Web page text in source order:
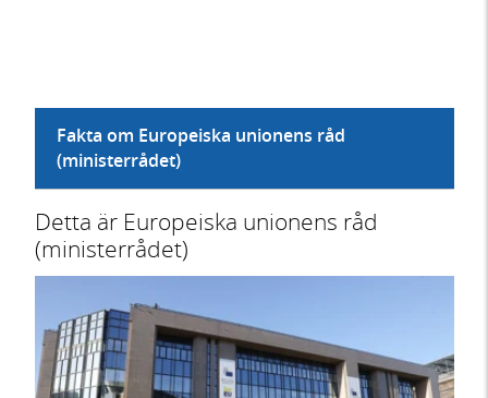
Fakta om Europeiska unionens råd
(ministerrådet)
Detta är Europeiska unionens råd
(ministerrådet)